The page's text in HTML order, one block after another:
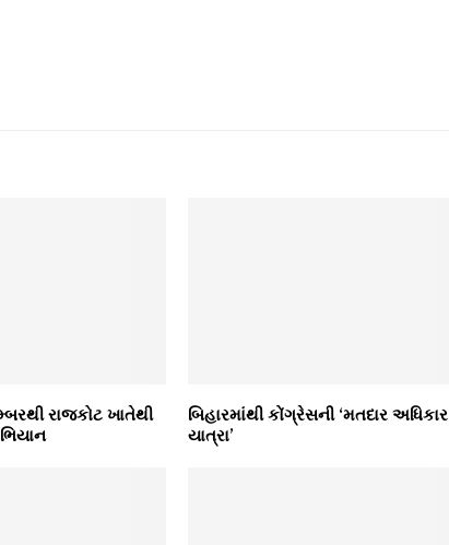
રાજકોટ ખાતેથી
બિહારમાંથી કોંગ્રેસની ‘મતદાર અધિકાર
યાત્રા’